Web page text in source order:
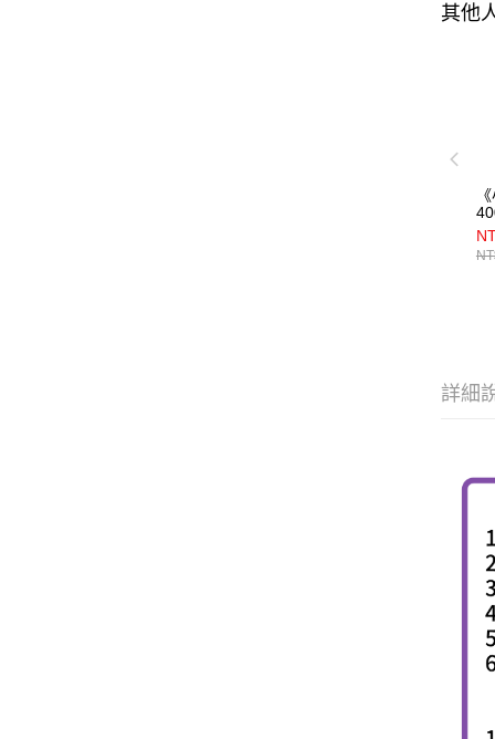
其他
詳細